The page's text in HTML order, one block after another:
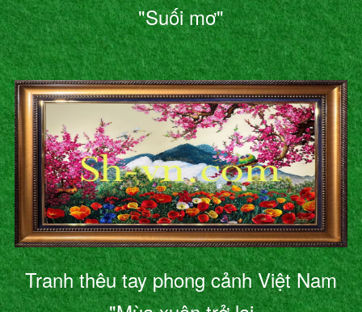
"Suối mơ"
Tranh thêu tay phong cảnh Việt Nam